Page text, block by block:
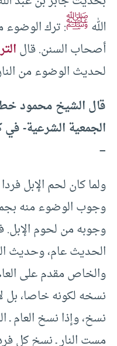
اللهﷺ: ترك الوضوء
أصحاب السنن. قال
لحديث الوضوء من
قال الشيخ محمود
الجمعية الشرعية- في
–
ولما كان لحم الإبل
وجوب الوضوء منه
وجوبه من لحوم الإبل.
الحديث عام، وحديث
والخاص مقدم على
نسخه لكونه خاصا، بل
نسخ، وإذا نسخ العام
مست النار ـ نسخ كل